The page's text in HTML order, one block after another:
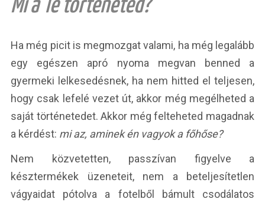
Mi a Te történeted?
Ha még picit is megmozgat valami, ha még legalább
egy egészen apró nyoma megvan benned a
gyermeki lelkesedésnek, ha nem hitted el teljesen,
hogy csak lefelé vezet út, akkor még megélheted a
saját történetedet. Akkor még felteheted magadnak
a kérdést: mi az, aminek én vagyok a főhőse?
Nem közvetetten, passzívan figyelve a
késztermékek üzeneteit, nem a beteljesítetlen
vágyaidat pótolva a fotelből bámult csodálatos